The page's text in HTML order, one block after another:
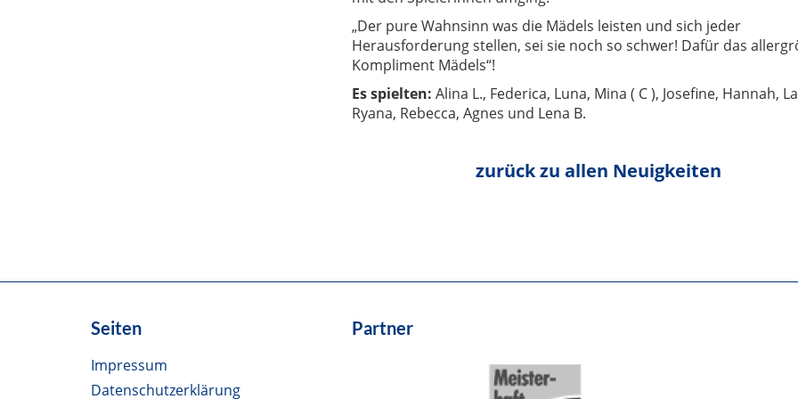
„Der pure Wahnsinn was die Mädels leisten und sich jeder
Herausforderung stellen, sei sie noch so schwer! Dafür das
Kompliment Mädels“!
Es spielten: Alina L., Federica, Luna, Mina ( C ), Josefine, Hannah,
Ryana, Rebecca, Agnes und Lena B.
zurück zu allen Neuigkeiten
Seiten
Impressum
Datenschutzerklärung
Partner